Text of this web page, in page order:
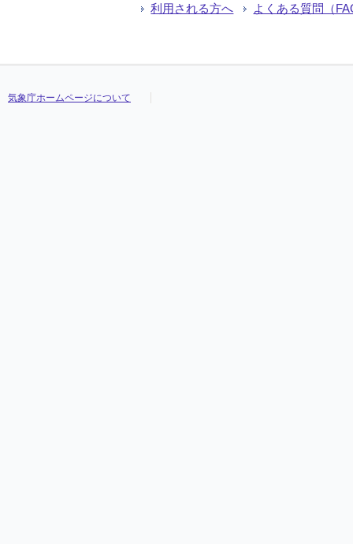
利用される方へ よくある質問（
気象庁ホームページについて